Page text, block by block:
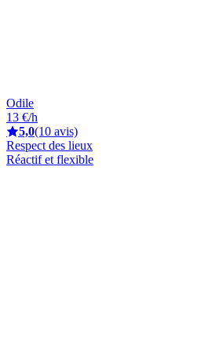
Odile
13 €/h
5,0(10 avis)
Respect des lieux
Réactif et flexible